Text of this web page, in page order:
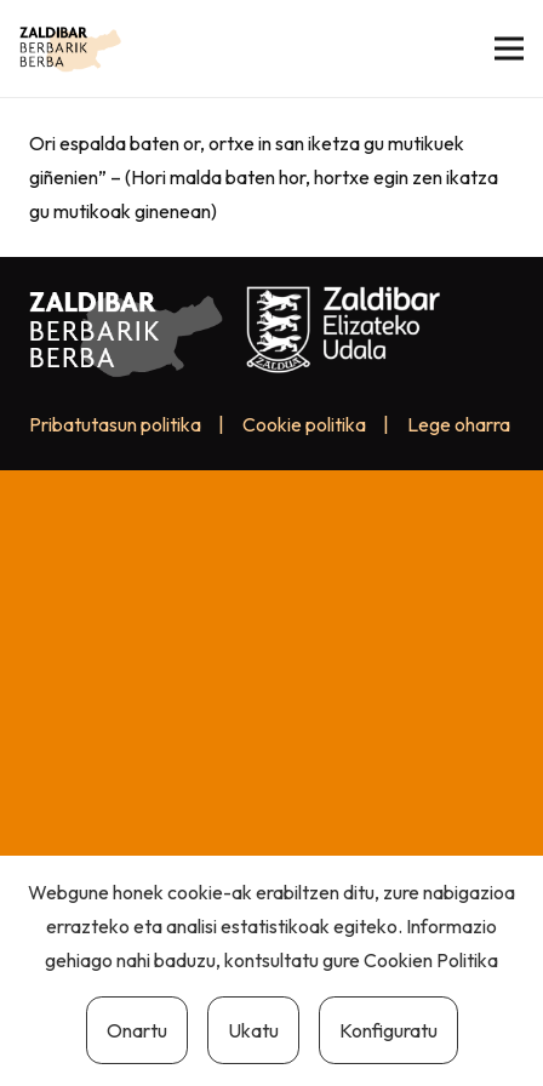
Ori espalda baten or, ortxe in san iketza gu mutikuek
giñenien” – (Hori malda baten hor, hortxe egin zen ikatza
gu mutikoak ginenean)
Pribatutasun politika Cookie politika Lege oharra
Webgune honek cookie-ak erabiltzen ditu, zure nabigazioa
errazteko eta analisi estatistikoak egiteko. Informazio
gehiago nahi baduzu, kontsultatu gureCookien Politika
Onartu Ukatu Konfiguratu